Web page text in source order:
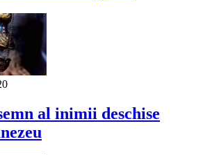
al inimii deschise